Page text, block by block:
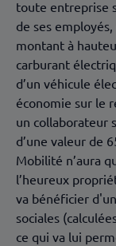
toute entreprise
de ses
montant à
carburant
d’un véhicule
économie sur le
un collaborateur
d’une valeur de
Mobilité n’aura
l’heureux
va bénéficier
sociales
ce qui va lui